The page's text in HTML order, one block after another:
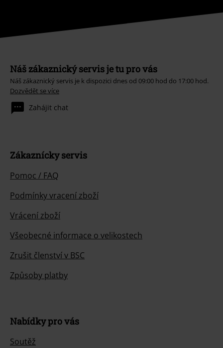
Náš zákaznický servis je tu pro vás
Náš zákaznický servis je k dispozici dnes od 09:00 hod do 17:00 hod.
Dozvědět se více
Zahájit chat
Zákaznícky servis
Pomoc / FAQ
Podmínky vracení zboží
Vrácení zboží
Všeobecné informace o velikostech
Zrušit členství v BSC
Způsoby platby
Nabídky pro vás
Soutěž